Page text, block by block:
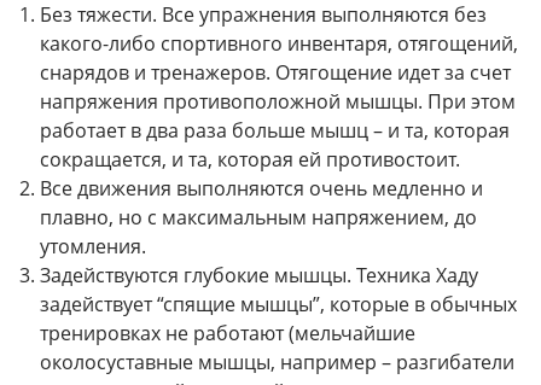
Без тяжести. Все упражнения выполняются без
какого-либо спортивного инвентаря, отягощений,
снарядов и тренажеров. Отягощение идет за счет
напряжения противоположной мышцы. При этом
работает в два раза больше мышц – и та, которая
сокращается, и та, которая ей противостоит.
Все движения выполняются очень медленно и
плавно, но с максимальным напряжением, до
утомления.
Задействуются глубокие мышцы. Техника Хаду
задействует “спящие мышцы”, которые в обычных
тренировках не работают (мельчайшие
околосуставные мышцы, например – разгибатели